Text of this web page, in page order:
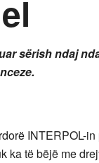
sërish ndaj
INTERPOL-
ka të bëjë me